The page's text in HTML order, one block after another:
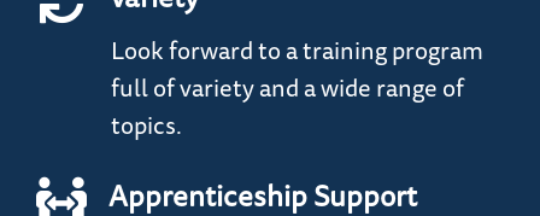
Look forward to a training program
full of variety and a wide range of
topics.
Apprenticeship Support